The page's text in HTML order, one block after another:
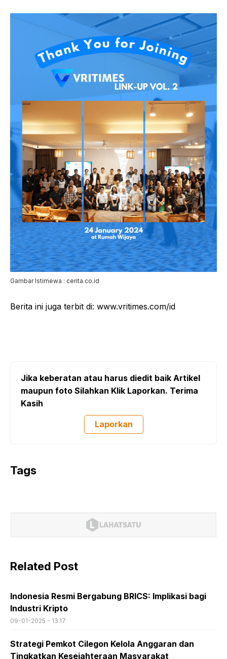
Gambar Istimewa : cerita.co.id
Berita ini juga terbit di: www.vritimes.com/id
Jika keberatan atau harus diedit baik Artikel
maupun foto Silahkan Klik Laporkan. Terima
Kasih
Laporkan
Tags
Related Post
Indonesia Resmi Bergabung BRICS: Implikasi bagi
Industri Kripto
09-01-2025 - 13.17
Strategi Pemkot Cilegon Kelola Anggaran dan
Tingkatkan Kesejahteraan Masyarakat